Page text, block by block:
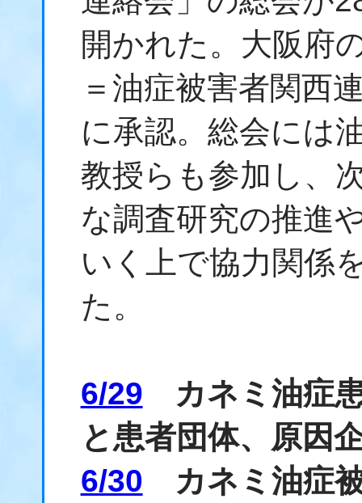
開かれた。大阪府
＝油症被害者関西
に承認。総会には
教授らも参加し、
な調査研究の推進
いく上で協力関係
た。
6/29 カネミ油症
と患者団体、原因
6/30 カネミ油症